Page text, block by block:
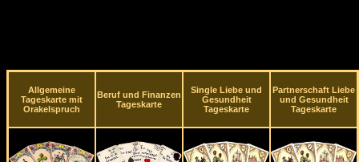
Allgemeine
Tageskarte mit
Orakelspruch
Beruf und Finanzen
Tageskarte
Single Liebe und
Gesundheit
Tageskarte
Partnerschaft Liebe
und Gesundheit
Tageskarte